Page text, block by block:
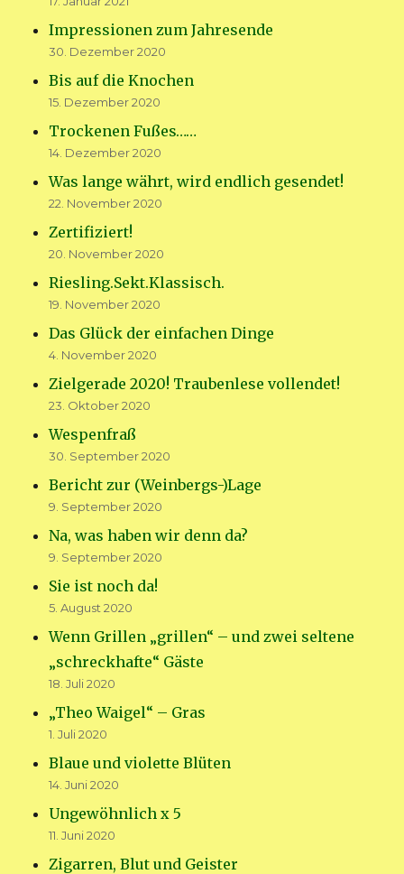
Impressionen zum Jahresende
30. Dezember 2020
Bis auf die Knochen
15. Dezember 2020
Trockenen Fußes……
14. Dezember 2020
Was lange währt, wird endlich gesendet!
22. November 2020
Zertifiziert!
20. November 2020
Riesling.Sekt.Klassisch.
19. November 2020
Das Glück der einfachen Dinge
4. November 2020
Zielgerade 2020! Traubenlese vollendet!
23. Oktober 2020
Wespenfraß
30. September 2020
Bericht zur (Weinbergs-)Lage
9. September 2020
Na, was haben wir denn da?
9. September 2020
Sie ist noch da!
5. August 2020
Wenn Grillen „grillen“ – und zwei seltene
„schreckhafte“ Gäste
18. Juli 2020
„Theo Waigel“ – Gras
1. Juli 2020
Blaue und violette Blüten
14. Juni 2020
Ungewöhnlich x 5
11. Juni 2020
Zigarren, Blut und Geister